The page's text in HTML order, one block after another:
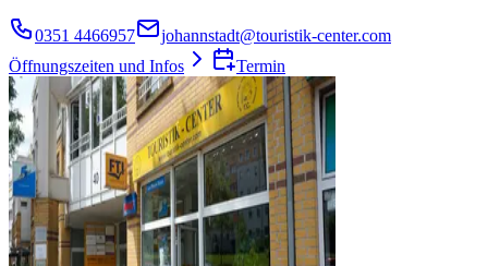
0351 4466957
johannstadt@touristik-center.com
Öffnungszeiten und Infos
Termin